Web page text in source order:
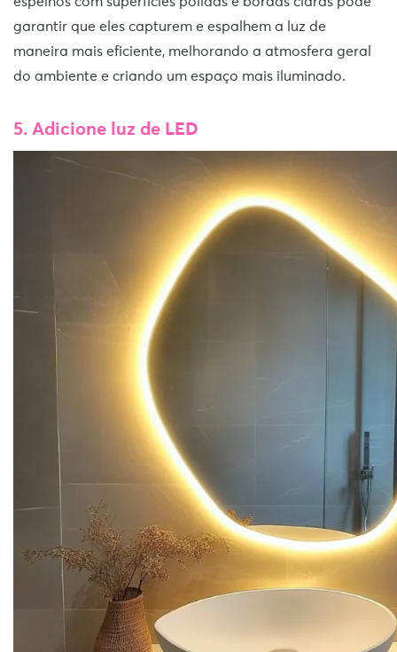
garantir que eles capturem e espalhem a luz de
maneira mais eficiente, melhorando a atmosfera geral
do ambiente e criando um espaço mais iluminado.
5. Adicione luz de LED